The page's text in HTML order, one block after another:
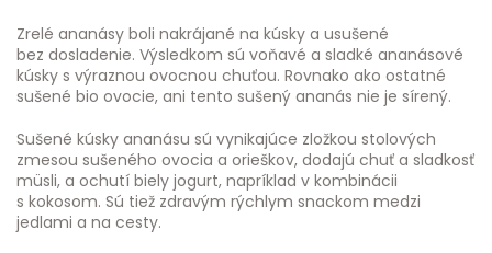
Zrelé ananásy boli nakrájané na kúsky a usušené
bez dosladenie. Výsledkom sú voňavé a sladké ananásové
kúsky s výraznou ovocnou chuťou. Rovnako ako ostatné
sušené bio ovocie, ani tento sušený ananás nie je sírený.
Sušené kúsky ananásu sú vynikajúce zložkou stolových
zmesou sušeného ovocia a orieškov, dodajú chuť a sladkosť
müsli, a ochutí biely jogurt, napríklad v kombinácii
s kokosom. Sú tiež zdravým rýchlym snackom medzi
jedlami a na cesty.